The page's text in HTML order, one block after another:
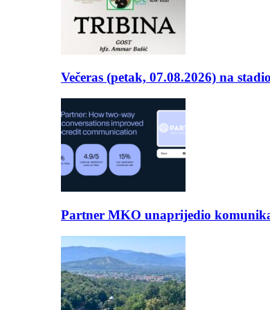
Večeras (petak, 07.08.2026) na
Partner MKO unaprijedio